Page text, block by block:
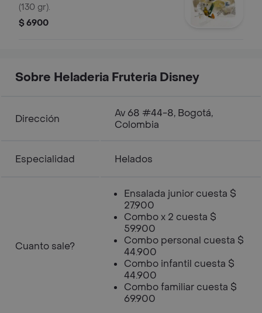
(130 gr).
$ 6900
Sobre Heladeria Fruteria Disney
Dirección
Av 68 #44-8, Bogotá,
Colombia
Especialidad Helados
Cuanto sale?
Ensalada junior cuesta $
27.900
Combo x 2 cuesta $
59.900
Combo personal cuesta $
44.900
Combo infantil cuesta $
44.900
Combo familiar cuesta $
69.900